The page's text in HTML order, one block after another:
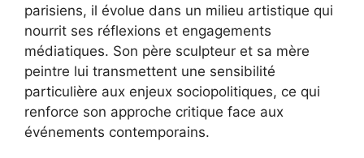
parisiens, il évolue dans un milieu artistique qui
nourrit ses réflexions et engagements
médiatiques. Son père sculpteur et sa mère
peintre lui transmettent une sensibilité
particulière aux enjeux sociopolitiques, ce qui
renforce son approche critique face aux
événements contemporains.